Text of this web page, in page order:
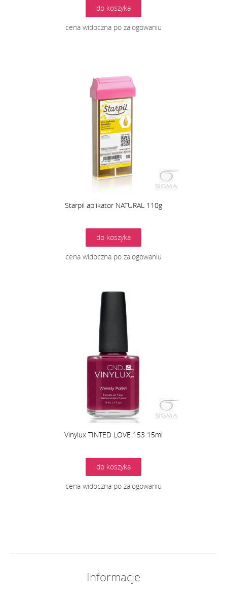
do koszyka
cena widoczna po zalogowaniu
Starpil aplikator NATURAL 110g
do koszyka
cena widoczna po zalogowaniu
Vinylux TINTED LOVE 153 15ml
do koszyka
cena widoczna po zalogowaniu
Informacje